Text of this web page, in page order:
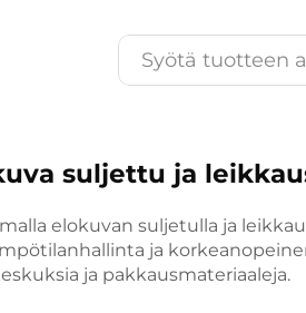
suljettu ja
elokuvan suljetulla ja
ja
ja pakkausmateriaaleja.